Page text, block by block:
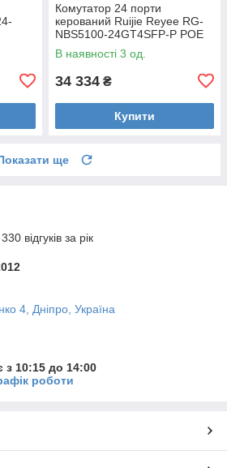
Комутатор 24 порти
керований Ruijie Reyee RG-
NBS5100-24GT4SFP-P POE
L3
В наявності 3 од.
34 334 ₴
Купити
ще
відгуків за рік
4, Дніпро, Україна
з 10:15 до 14:00
роботи